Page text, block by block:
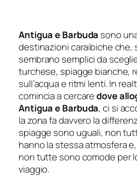
Antigua e Barbuda sono
destinazioni caraibiche che,
sembrano semplici da
turchese, spiagge bianche,
sull’acqua e ritmi lenti. In
comincia a cercaredove
Antigua e Barbuda, ci si
la zona fa davvero la
spiagge sono uguali, non
hanno la stessa atmosfera
non tutte sono comode per
viaggio.